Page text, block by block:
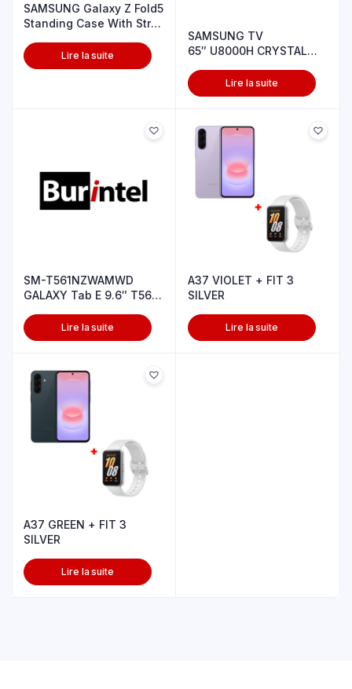
SAMSUNG Galaxy Z Fold5
Standing Case With Strp
Lire la suite
SAMSUNG TV
65″ U8000H CRYSTAL
Lire la suite
SM-T561NZWAMWD
GALAXY Tab E 9.6″ T561
Lire la suite
A37 VIOLET + FIT 3
SILVER
Lire la suite
A37 GREEN + FIT 3
SILVER
Lire la suite